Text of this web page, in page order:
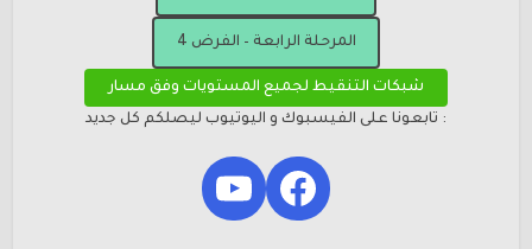
المرحلة الرابعة – الفرض 4
شبكات التنقيط لجميع المستويات وفق مسار
: تابعونا على الفيسبوك و اليوتيوب ليصلكم كل جديد
Facebook
YouTube